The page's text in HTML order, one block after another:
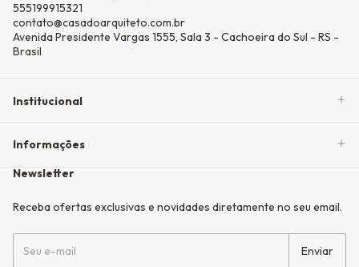
555199915321
contato@casadoarquiteto.com.br
Avenida Presidente Vargas 1555, Sala 3 - Cachoeira do Sul - RS -
Brasil
Institucional
Informações
Newsletter
Receba ofertas exclusivas e novidades diretamente no seu email.